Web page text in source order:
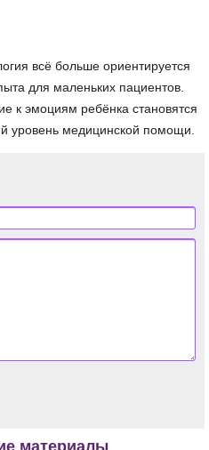
всё больше ориентируется
для маленьких пациентов.
к эмоциям ребёнка становятся
уровень медицинской помощи.
материалы